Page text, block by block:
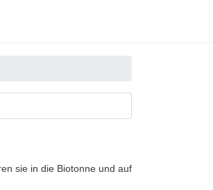
sie in die Biotonne und auf